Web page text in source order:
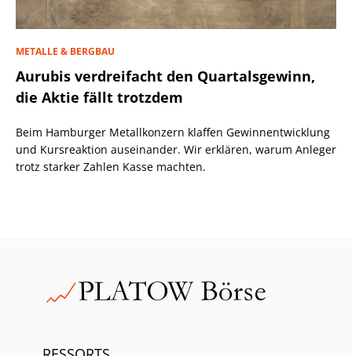
METALLE & BERGBAU
Aurubis verdreifacht den Quartalsgewinn,
die Aktie fällt trotzdem
Beim Hamburger Metallkonzern klaffen Gewinnentwicklung
und Kursreaktion auseinander. Wir erklären, warum Anleger
trotz starker Zahlen Kasse machten.